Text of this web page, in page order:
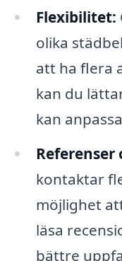
Flexibilitet:
olika
att ha flera
kan du
kan
Referenser
kontaktar
möjlighet
läsa
bättre